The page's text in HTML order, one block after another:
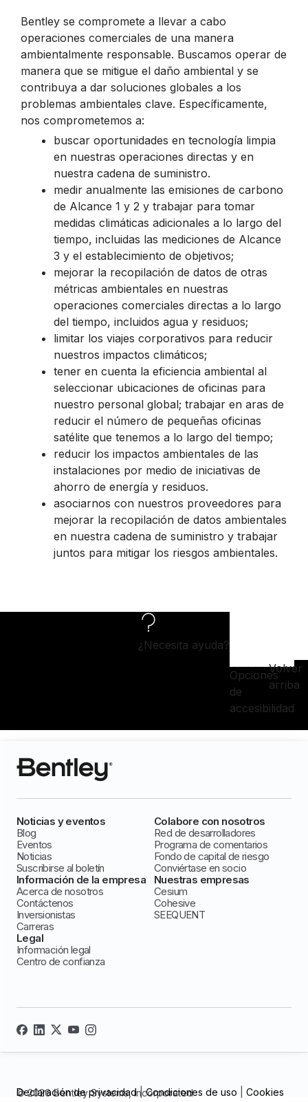
Bentley se compromete a llevar a cabo
operaciones comerciales de una manera
ambientalmente responsable. Buscamos operar de
manera que se mitigue el daño ambiental y se
contribuya a dar soluciones globales a los
problemas ambientales clave. Específicamente,
nos comprometemos a:
buscar oportunidades en tecnología limpia
en nuestras operaciones directas y en
nuestra cadena de suministro.
medir anualmente las emisiones de carbono
de Alcance 1 y 2 y trabajar para tomar
medidas climáticas adicionales a lo largo del
tiempo, incluidas las mediciones de Alcance
3 y el establecimiento de objetivos;
mejorar la recopilación de datos de otras
métricas ambientales en nuestras
operaciones comerciales directas a lo largo
del tiempo, incluidos agua y residuos;
limitar los viajes corporativos para reducir
nuestros impactos climáticos;
tener en cuenta la eficiencia ambiental al
seleccionar ubicaciones de oficinas para
nuestro personal global; trabajar en aras de
reducir el número de pequeñas oficinas
satélite que tenemos a lo largo del tiempo;
reducir los impactos ambientales de las
instalaciones por medio de iniciativas de
ahorro de energía y residuos.
asociarnos con nuestros proveedores para
mejorar la recopilación de datos ambientales
en nuestra cadena de suministro y trabajar
juntos para mitigar los riesgos ambientales.
¿Necesita ayuda?
Opciones
de
accesibilidad
Volver
arriba
Noticias y eventos
Blog
Eventos
Noticias
Suscribirse al boletín
Colabore con nosotros
Red de desarrolladores
Programa de comentarios
Fondo de capital de riesgo
Conviértase en socio
Información de la empresa
Acerca de nosotros
Contáctenos
Inversionistas
Carreras
Nuestras empresas
Cesium
Cohesive
SEEQUENT
Legal
Información legal
Centro de confianza
© 2026 Bentley Systems, incorporated
Declaración de privacidad|Condiciones de uso Cookies